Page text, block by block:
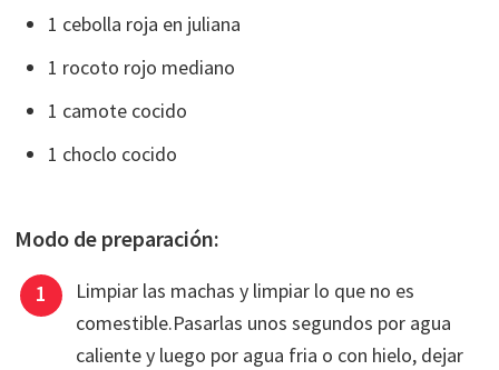
1 cebolla roja en juliana
1 rocoto rojo mediano
1 camote cocido
1 choclo cocido
Modo de preparación:
Limpiar las machas y limpiar lo que no es
comestible.Pasarlas unos segundos por agua
caliente y luego por agua fria o con hielo, dejar